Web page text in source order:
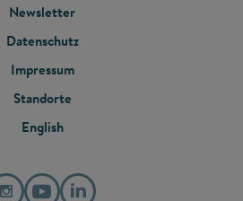
FOOTER
MENU
Newsletter
Datenschutz
Impressum
Standorte
English